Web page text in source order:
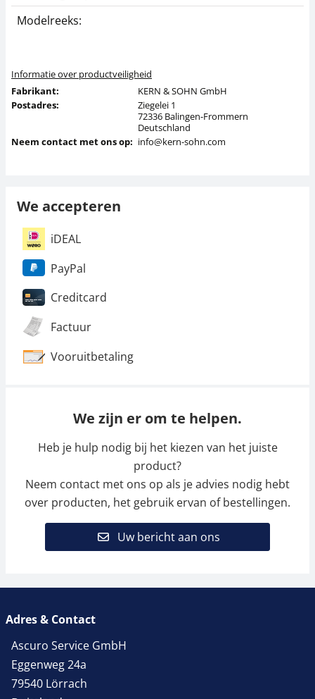
Modelreeks:
Informatie over productveiligheid
Fabrikant:
KERN & SOHN GmbH
Postadres:
Ziegelei 1
72336 Balingen-Frommern
Deutschland
Neem contact met ons op: info@kern-sohn.com
We accepteren
iDEAL
PayPal
Creditcard
Factuur
Vooruitbetaling
We zijn er om te helpen.
Heb je hulp nodig bij het kiezen van het juiste
product?
Neem contact met ons op als je advies nodig hebt
over producten, het gebruik ervan of bestellingen.
Uw bericht aan ons
Adres & Contact
Ascuro Service GmbH
Eggenweg 24a
79540 Lörrach